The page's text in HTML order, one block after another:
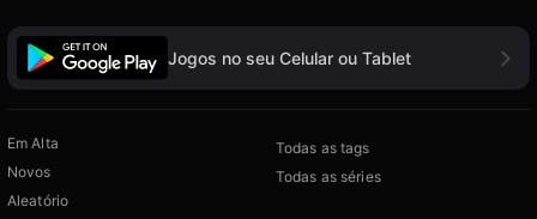
Jogos no seu Celular ou Tablet
Em Alta
Novos
Aleatório
Todas as tags
Todas as séries